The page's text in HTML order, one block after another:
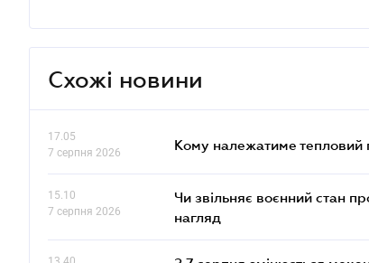
Схожі новини
17.05
7 серпня 2026
Кому належатиме тепловий
15.10
7 серпня 2026
Чи звільняє воєнний стан
нагляд